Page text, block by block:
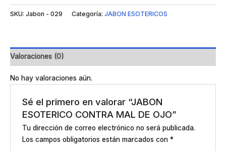
SKU: Jabon - 029 Categoría: JABON ESOTERICOS
Valoraciones (0)
No hay valoraciones aún.
Sé el primero en valorar “JABON
ESOTERICO CONTRA MAL DE OJO”
Tu dirección de correo electrónico no será publicada.
Los campos obligatorios están marcados con *